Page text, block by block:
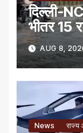
दिल्ली-
भीतर 15
AUG 8,
News